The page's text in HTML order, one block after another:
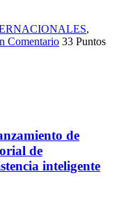
,
Comentario 33 Puntos
de
de
inteligente